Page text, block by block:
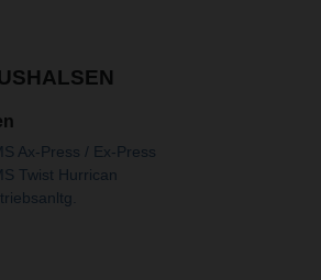
Ax-Press / Ex-Press
Twist Hurrican